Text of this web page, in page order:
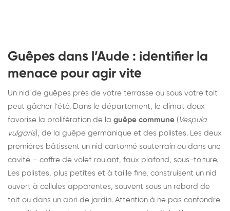
Guêpes dans l’Aude : identifier la
menace pour agir vite
Un nid de guêpes près de votre terrasse ou sous votre toit
peut gâcher l’été. Dans le département, le climat doux
favorise la prolifération de la guêpe commune ( Vespula
vulgaris), de la guêpe germanique et des polistes. Les deux
premières bâtissent un nid cartonné souterrain ou dans une
cavité – coffre de volet roulant, faux plafond, sous-toiture.
Les polistes, plus petites et à taille fine, construisent un nid
ouvert à cellules apparentes, souvent sous un rebord de
toit ou dans un abri de jardin. Attention à ne pas confondre